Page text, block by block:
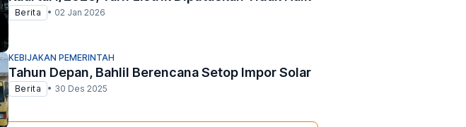
Berita • 02 Jan 2026
KEBIJAKAN PEMERINTAH
Tahun Depan, Bahlil Berencana Setop Impor Solar
Berita • 30 Des 2025